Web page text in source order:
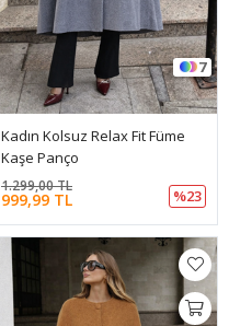
7
Kadın Kolsuz Relax Fit Füme
Kaşe Panço
999,99 TL
1.299,00 TL
%23